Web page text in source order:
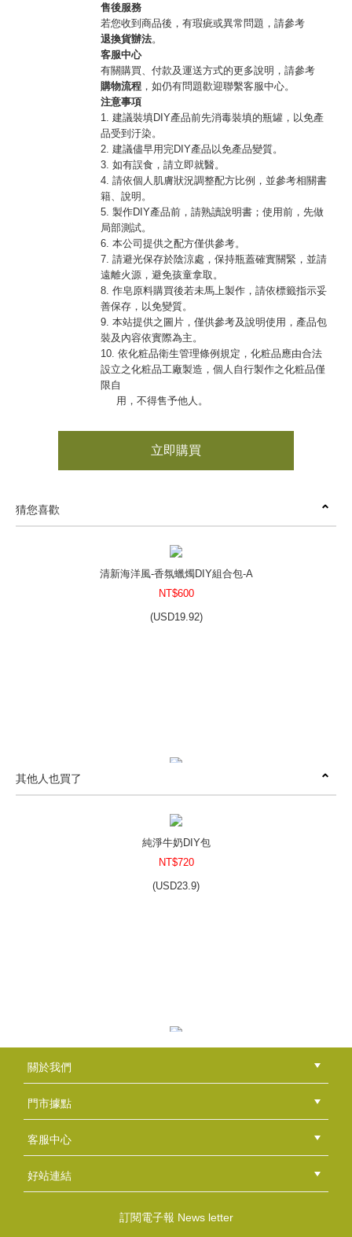
售後服務
若您收到商品後，有瑕疵或異常問題，請參考
退換貨辦法。
客服中心
有關購買、付款及運送方式的更多說明，請參考
購物流程 ，如仍有問題歡迎聯繫客服中心。
注意事項
1. 建議裝填DIY產品前先消毒裝填的瓶罐，以免產
品受到汙染。
2. 建議儘早用完DIY產品以免產品變質。
3. 如有誤食，請立即就醫。
4. 請依個人肌膚狀況調整配方比例，並參考相關書
籍、說明。
5. 製作DIY產品前，請熟讀說明書；使用前，先做
局部測試。
6. 本公司提供之配方僅供參考。
7. 請避光保存於陰涼處，保持瓶蓋確實關緊，並請
遠離火源，避免孩童拿取。
8. 作皂原料購買後若未馬上製作，請依標籤指示妥
善保存，以免變質。
9. 本站提供之圖片，僅供參考及說明使用，產品包
裝及內容依實際為主。
10. 依化粧品衛生管理條例規定，化粧品應由合法
設立之化粧品工廠製造，個人自行製作之化粧品僅
限自
用，不得售予他人。
立即購買
猜您喜歡
清新海洋風-香氛蠟燭DIY組合包-A
NT$600
(USD19.92)
USD18.26)
滋潤純粹原味SPA蠟燭DIY組合包
其他人也買了
純淨牛奶DIY包
NT$720
(USD23.9)
關於我們
公司簡介
品牌故事
最新消息
隱私權聲明
版權聲明
門市據點
總部
北區
中區
南區
東區
海外
客服中心
會員等級
購物流程
訂單查詢
常見問題
海外訂購流程
連絡我們
下載專區
紅利點數
好站連結
訂閱電子報 News letter